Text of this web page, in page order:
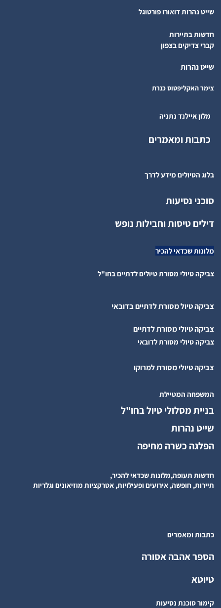
שייט נהרות דואורו פורטוגל
חדשות בתיירות
קברי צדיקים בצפון
שייט נהרות
צימר האקליפטוס כנרת
מלון איילנד נתניה
כתבות ומאמרים
בלוג הטיולים מידע לדרך
סוכני נסיעות
דילים טיסות וחבילות נופש
מלונות שכדאי להכיר
צביקה טיולי מסורת טיולים לדתיים בחו"ל
צביקה טיול מסורת לדתיים בדובאי
צביקה טיולי מסורת לדתיים
צביקה טיולי מסורת לדובאי
צביקה טיולי מסורת למרוקו
המשפחה המטיילת
בניית מסלולי טיול בחו"ל
שייט נהרות
הפלגה כשרה מחיפה
חדשות תעופה,מלונות שכדאי להכיר,
תיירות, חופשה, אירועים ופעילויות, אטרקציות מוזיאונים וגלריות
כתבות ומאמרים
הספר אהבה אסורה
טיוטא
קימור סוכנת נסיעות